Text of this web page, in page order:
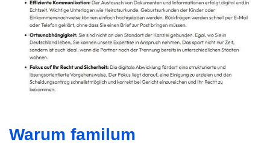
Warum familum